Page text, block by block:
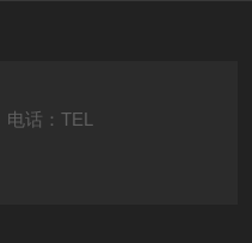
电话：TEL